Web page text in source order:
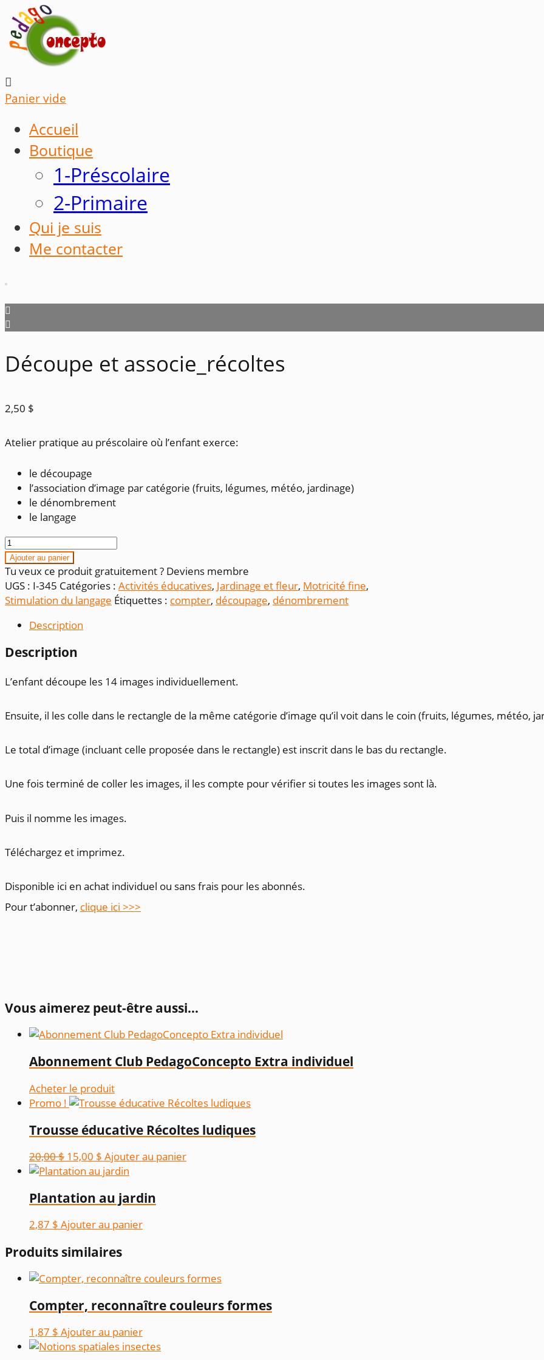

Panier vide
Accueil
Boutique
1-Préscolaire
2-Primaire
Qui je suis
Me contacter
Découpe et associe_récoltes
2,50 $
Atelier pratique au préscolaire où l’enfant exerce:
le découpage
l’association d’image par catégorie (fruits, légumes, météo, jardinage)
le dénombrement
le langage
quantité
de
Découpe
et
associe_récoltes
Ajouter au panier
Tu veux ce produit gratuitement ? Deviens membre
UGS : I-345 Catégories : Activités éducatives, Jardinage et fleur, Motricité fine,
Stimulation du langage Étiquettes : compter, découpage, dénombrement
Description
Description
L’enfant découpe les 14 images individuellement.
Ensuite, il les colle dans le rectangle de la même catégorie d’image qu’il voit dans le coin (fruits, légumes, météo,
Le total d’image (incluant celle proposée dans le rectangle) est inscrit dans le bas du rectangle.
Une fois terminé de coller les images, il les compte pour vérifier si toutes les images sont là.
Puis il nomme les images.
Téléchargez et imprimez.
Disponible ici en achat individuel ou sans frais pour les abonnés.
Pour t’abonner, clique ici >>>
Vous aimerez peut-être aussi…
Abonnement Club PedagoConcepto Extra individuel
Acheter le produit
Promo !
Trousse éducative Récoltes ludiques
20,00$ Le
prix
était :
15,00 $ Le
prix
est :
Ajouter au panier
Plantation au jardin
2,87 $ Ajouter au panier
Produits similaires
Compter, reconnaître couleurs formes
1,87 $ Ajouter au panier